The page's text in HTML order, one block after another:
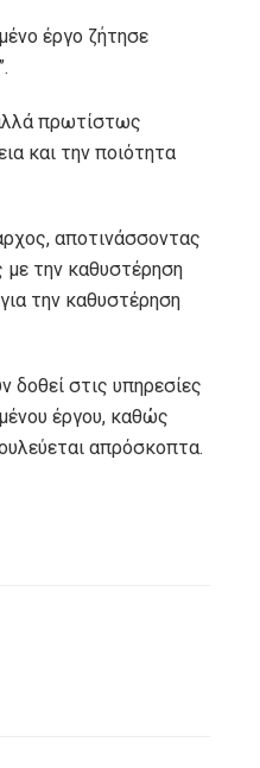
έργο ζήτησε
πρωτίστως
και την ποιότητα
αποτινάσσοντας
με την καθυστέρηση
την καθυστέρηση
δοθεί στις υπηρεσίες
έργου, καθώς
απρόσκοπτα.